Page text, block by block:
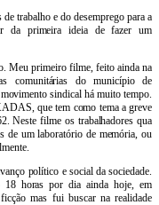
trabalho e do desemprego para a
da primeira ideia de fazer um
Meu primeiro filme, feito ainda na
comunitárias do município de
sindical há muito tempo.
que tem como tema a greve
Neste filme os trabalhadores qua
de um laboratório de memória, ou
político e social da sociedade.
18 horas por dia ainda hoje, em
mas fui buscar na realidade